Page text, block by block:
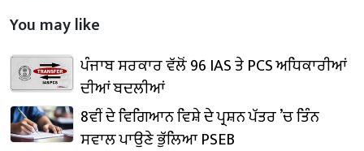
You may like
ਪੰਜਾਬ ਸਰਕਾਰ ਵੱਲੋਂ 96 IAS ਤੇ PCS ਅਧਿਕਾਰੀਆਂ
ਦੀਆਂ ਬਦਲੀਆਂ
8ਵੀਂ ਦੇ ਵਿਗਿਆਨ ਵਿਸ਼ੇ ਦੇ ਪ੍ਰਸ਼ਨ ਪੱਤਰ ’ਚ ਤਿੰਨ
ਸਵਾਲ ਪਾਉਣੇ ਭੁੱਲਿਆ PSEB